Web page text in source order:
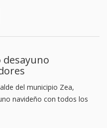
desayuno
del municipio Zea,
navideño con todos los